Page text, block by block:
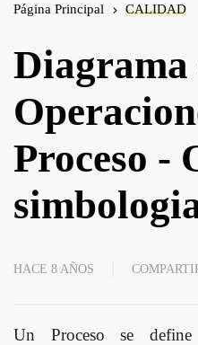
Página Principal CALIDAD
Diagrama
Proceso -
HACE 8 AÑOS
Un Proceso se